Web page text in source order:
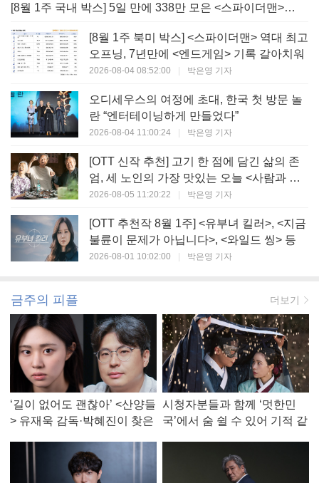
[8월 1주 국내 박스] 5일 만에 338만 모은 <스파이더맨> 극장가 235% 대반등, <호프>는 400만 돌파
[8월 1주 북미 박스] <스파이더맨> 역대 최고
오프닝, 7년만에 <엔드게임> 기록 갈아치워
2026-08-04 08:52:00 | 박은영 기자
오디세우스의 여정에 초대, 한국 첫 방문 놀
란 “엔터테이닝하게 만들었다”
2026-08-04 11:00:24 | 박은영 기자
[OTT 신작 추천] 고기 한 점에 담긴 삶의 존
엄, 세 노인의 가장 맛있는 오늘 <사람과 고
기>
2026-08-05 11:20:22 | 박은영 기자
[OTT 추천작 8월 1주] <유부녀 킬러>, <지금
불륜이 문제가 아닙니다>, <와일드 씽> 등
2026-08-01 10:02:00 | 박은영 기자
금주의 피플 더보기
‘길이 없어도 괜찮아’ <산양들
> 유재욱 감독·박혜진이 찾은
시청자분들과 함께 ‘멋한민
국’에서 숨 쉴 수 있어 기적 같